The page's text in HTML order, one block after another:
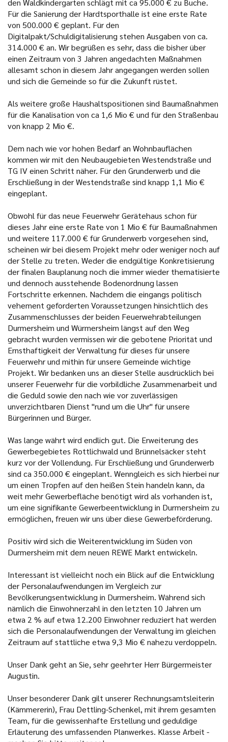
den Waldkindergarten schlägt mit ca 95.000 € zu Buche.
Für die Sanierung der Hardtsporthalle ist eine erste Rate
von 500.000 € geplant. Für den
Digitalpakt/Schuldigitalisierung stehen Ausgaben von ca.
314.000 € an. Wir begrüßen es sehr, dass die bisher über
einen Zeitraum von 3 Jahren angedachten Maßnahmen
allesamt schon in diesem Jahr angegangen werden sollen
und sich die Gemeinde so für die Zukunft rüstet.
Als weitere große Haushaltspositionen sind Baumaßnahmen
für die Kanalisation von ca 1,6 Mio € und für den Straßenbau
von knapp 2 Mio €.
Dem nach wie vor hohen Bedarf an Wohnbauflächen
kommen wir mit den Neubaugebieten Westendstraße und
TG IV einen Schritt näher. Für den Grunderwerb und die
Erschließung in der Westendstraße sind knapp 1,1 Mio €
eingeplant.
Obwohl für das neue Feuerwehr Gerätehaus schon für
dieses Jahr eine erste Rate von 1 Mio € für Baumaßnahmen
und weitere 117.000 € für Grunderwerb vorgesehen sind,
scheinen wir bei diesem Projekt mehr oder weniger noch auf
der Stelle zu treten. Weder die endgültige Konkretisierung
der finalen Bauplanung noch die immer wieder thematisierte
und dennoch ausstehende Bodenordnung lassen
Fortschritte erkennen. Nachdem die eingangs politisch
vehement geforderten Voraussetzungen hinsichtlich des
Zusammenschlusses der beiden Feuerwehrabteilungen
Durmersheim und Würmersheim längst auf den Weg
gebracht wurden vermissen wir die gebotene Priorität und
Ernsthaftigkeit der Verwaltung für dieses für unsere
Feuerwehr und mithin für unsere Gemeinde wichtige
Projekt. Wir bedanken uns an dieser Stelle ausdrücklich bei
unserer Feuerwehr für die vorbildliche Zusammenarbeit und
die Geduld sowie den nach wie vor zuverlässigen
unverzichtbaren Dienst "rund um die Uhr" für unsere
Bürgerinnen und Bürger.
Was lange währt wird endlich gut. Die Erweiterung des
Gewerbegebietes Rottlichwald und Brünnelsäcker steht
kurz vor der Vollendung. Für Erschließung und Grunderwerb
sind ca 350.000 € eingeplant. Wenngleich es sich hierbei nur
um einen Tropfen auf den heißen Stein handeln kann, da
weit mehr Gewerbefläche benötigt wird als vorhanden ist,
um eine signifikante Gewerbeentwicklung in Durmersheim zu
ermöglichen, freuen wir uns über diese Gewerbeförderung.
Positiv wird sich die Weiterentwicklung im Süden von
Durmersheim mit dem neuen REWE Markt entwickeln.
Interessant ist vielleicht noch ein Blick auf die Entwicklung
der Personalaufwendungen im Vergleich zur
Bevölkerungsentwicklung in Durmersheim. Während sich
nämlich die Einwohnerzahl in den letzten 10 Jahren um
etwa 2 % auf etwa 12.200 Einwohner reduziert hat werden
sich die Personalaufwendungen der Verwaltung im gleichen
Zeitraum auf stattliche etwa 9,3 Mio € nahezu verdoppeln.
Unser Dank geht an Sie, sehr geehrter Herr Bürgermeister
Augustin.
Unser besonderer Dank gilt unserer Rechnungsamtsleiterin
(Kämmererin), Frau Dettling-Schenkel, mit ihrem gesamten
Team, für die gewissenhafte Erstellung und geduldige
Erläuterung des umfassenden Planwerkes. Klasse Arbeit -